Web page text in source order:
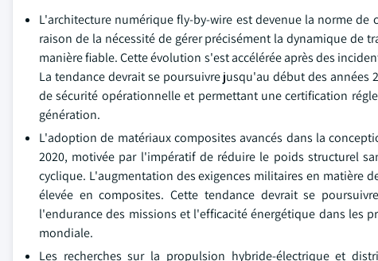
L'architecture numérique fly-by-wire est devenue la norme
raison de la nécessité de gérer précisément la dynamique de
manière fiable. Cette évolution s'est accélérée après des
La tendance devrait se poursuivre jusqu'au début des
de sécurité opérationnelle et permettant une certification
génération.
L'adoption de matériaux composites avancés dans la
2020, motivée par l'impératif de réduire le poids structurel
cyclique. L'augmentation des exigences militaires en matière
élevée en composites. Cette tendance devrait se
l'endurance des missions et l'efficacité énergétique dans les
mondiale.
Les recherches sur la propulsion hybride-électrique et